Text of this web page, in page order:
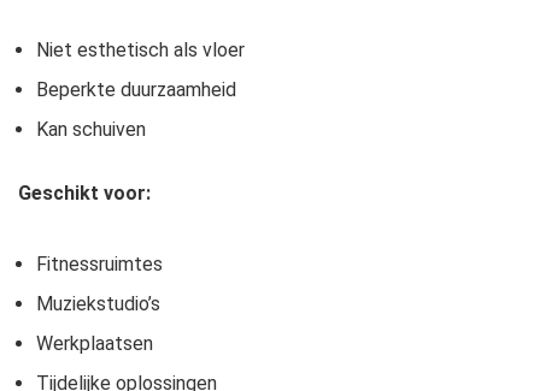
Niet esthetisch als vloer
Beperkte duurzaamheid
Kan schuiven
Geschikt voor:
Fitnessruimtes
Muziekstudio’s
Werkplaatsen
Tijdelijke oplossingen